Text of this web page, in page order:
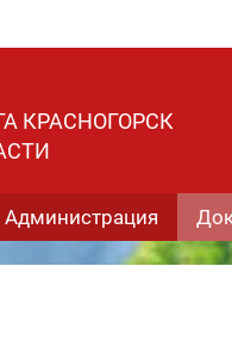
КРАСНОГОРСК
Администрация